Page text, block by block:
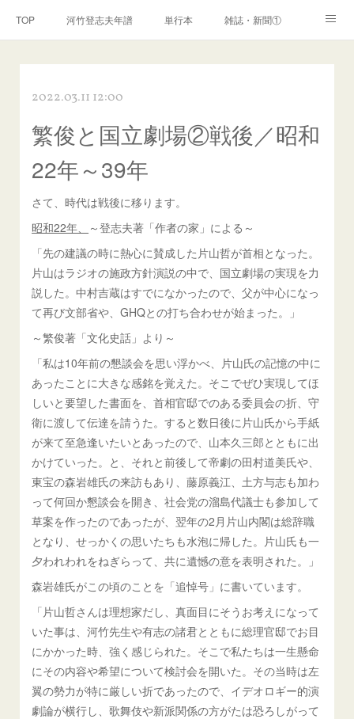
TOP 河竹登志夫年譜 単行本 雑誌・新聞①
河竹繁俊 年譜 河竹黙阿弥 年譜
2022.03.11 12:00
繁俊と国立劇場②戦後／昭和
22年～39年
さて、時代は戦後に移ります。
昭和22年、
～登志夫著「作者の家」による～
「先の建議の時に熱心に賛成した片山哲が首相となった。
片山はラジオの施政方針演説の中で、国立劇場の実現を力
説した。中村吉蔵はすでになかったので、父が中心になっ
て再び文部省や、GHQとの打ち合わせが始まった。」
～繁俊著「文化史話」より～
「私は10年前の懇談会を思い浮かべ、片山氏の記憶の中に
あったことに大きな感銘を覚えた。そこでぜひ実現してほ
しいと要望した書面を、首相官邸でのある委員会の折、守
衛に渡して伝達を請うた。すると数日後に片山氏から手紙
が来て至急逢いたいとあったので、山本久三郎とともに出
かけていった。と、それと前後して帝劇の田村道美氏や、
東宝の森岩雄氏の来訪もあり、藤原義江、土方与志も加わ
って何回か懇談会を開き、社会党の溜島代議士も参加して
草案を作ったのであったが、翌年の2月片山内閣は総辞職
となり、せっかくの思いたちも水泡に帰した。片山氏も一
夕われわれをねぎらって、共に遺憾の意を表明された。」
森岩雄氏がこの頃のことを「追悼号」に書いています。
「片山哲さんは理想家だし、真面目にそうお考えになって
いた事は、河竹先生や有志の諸君とともに総理官邸でお目
にかかった時、強く感じられた。そこで私たちは一生懸命
にその内容や希望について検討会を開いた。その当時は左
翼の勢力が特に厳しい折であったので、イデオロギー的演
劇論が横行し、歌舞伎や新派関係の方がたは恐ろしがって